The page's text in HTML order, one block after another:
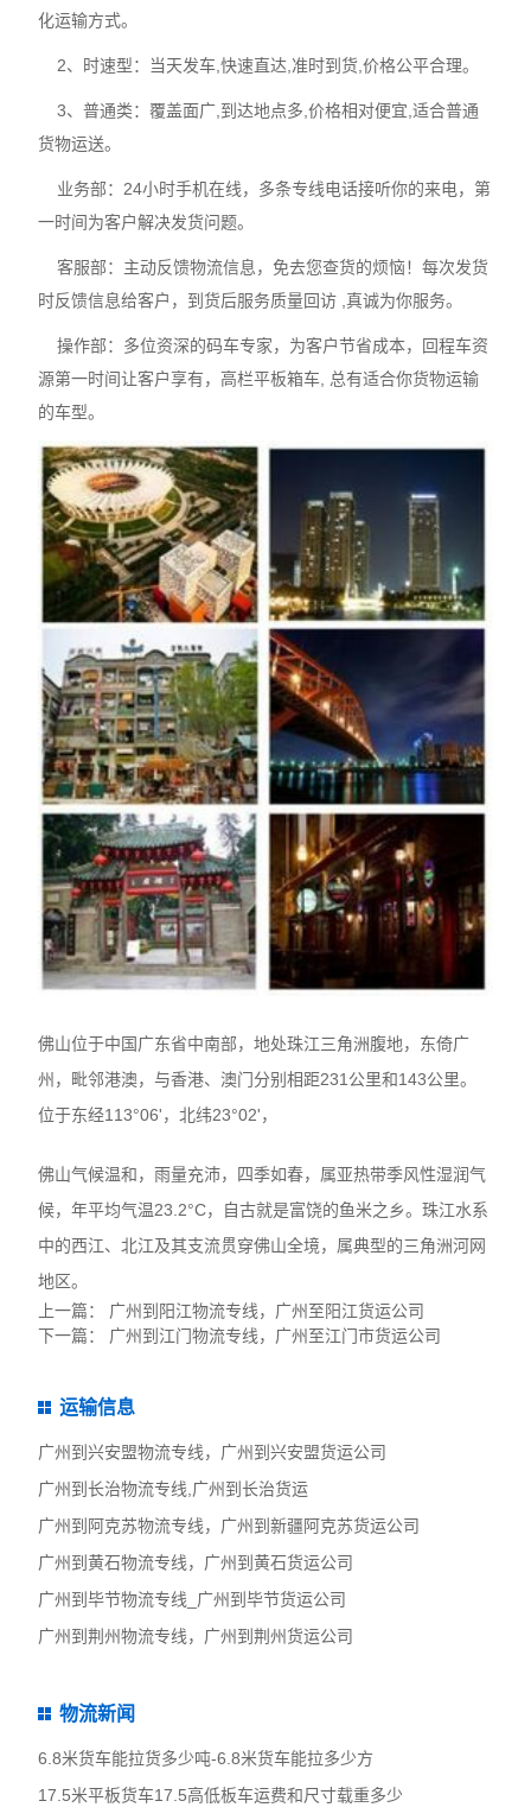
化运输方式。
2、时速型：当天发车,快速直达,准时到货,价格公平合理。
3、普通类：覆盖面广,到达地点多,价格相对便宜,适合普通
货物运送。
业务部：24小时手机在线，多条专线电话接听你的来电，第
一时间为客户解决发货问题。
客服部：主动反馈物流信息，免去您查货的烦恼！每次发货
时反馈信息给客户，到货后服务质量回访 ,真诚为你服务。
操作部：多位资深的码车专家，为客户节省成本，回程车资
源第一时间让客户享有，高栏平板箱车, 总有适合你货物运输
的车型。
佛山位于中国广东省中南部，地处珠江三角洲腹地，东倚广
州，毗邻港澳，与香港、澳门分别相距231公里和143公里。
位于东经113°06'，北纬23°02'，
佛山气候温和，雨量充沛，四季如春，属亚热带季风性湿润气
候，年平均气温23.2°C，自古就是富饶的鱼米之乡。珠江水系
中的西江、北江及其支流贯穿佛山全境，属典型的三角洲河网
地区。
上一篇： 广州到阳江物流专线，广州至阳江货运公司
下一篇： 广州到江门物流专线，广州至江门市货运公司
运输信息
广州到兴安盟物流专线，广州到兴安盟货运公司
广州到长治物流专线,广州到长治货运
广州到阿克苏物流专线，广州到新疆阿克苏货运公司
广州到黄石物流专线，广州到黄石货运公司
广州到毕节物流专线_广州到毕节货运公司
广州到荆州物流专线，广州到荆州货运公司
物流新闻
6.8米货车能拉货多少吨-6.8米货车能拉多少方
17.5米平板货车17.5高低板车运费和尺寸载重多少